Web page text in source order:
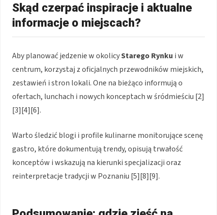
Skąd czerpać inspiracje i aktualne
informacje o miejscach?
Aby planować jedzenie w okolicyStarego Rynku i w
centrum, korzystaj z oficjalnych przewodników miejskich,
zestawień i stron lokali. One na bieżąco informują o
ofertach, lunchach i nowych konceptach w śródmieściu [2]
[3][4][6].
Warto śledzić blogi i profile kulinarne monitorujące scenę
gastro, które dokumentują trendy, opisują trwałość
konceptów i wskazują na kierunki specjalizacji oraz
reinterpretacje tradycji w Poznaniu [5][8][9].